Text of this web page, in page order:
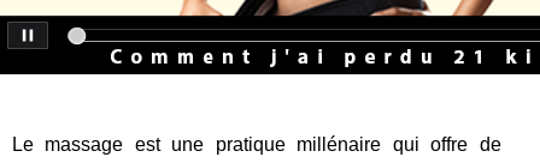
Le massage est une pratique millénaire qui offre de